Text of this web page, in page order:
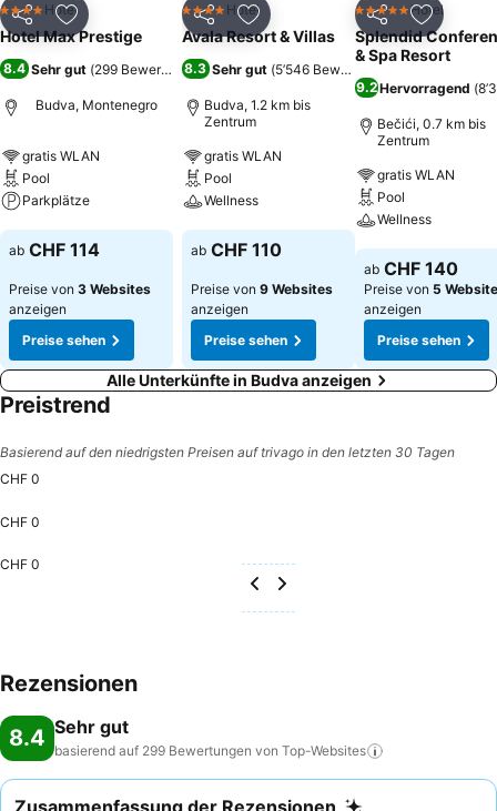
Teilen Zu Favoriten hinzufügen
4 SterneHotel
Hotel Max Prestige
8.4 Sehr gut (299 Bewertungen)
Budva, Montenegro
gratis WLAN
Pool
Parkplätze
Preise sehen
ab CHF 114
Preise von 3 Websites
anzeigen
Preise sehen
Teilen Zu Favoriten hinzufügen
4 SterneHotel
Avala Resort & Villas
8.3 Sehr gut (5’546 Bewertungen
Budva, 1.2 km bis
Zentrum
gratis WLAN
Pool
Wellness
Preise sehen
ab CHF 110
Preise von 9 Websites
anzeigen
Preise sehen
Teilen Zu
5 Sterne Hotel
Splendid
& Spa Resort
9.2Hervorragend (
Bečići, 0.7 km bis
Zentrum
gratis WLAN
Pool
Wellness
Preise sehen
ab CHF 140
Preise von 5
anzeigen
Preise sehen
Alle Unterkünfte in Budva anzeigen
Preistrend
Basierend auf den niedrigsten Preisen auf trivago in den letzten 30 Tagen
CHF 0
CHF 0
CHF 0
Rezensionen
8.4 Sehr gut
basierend auf 299 Bewertungen von Top-Websites
Zusammenfassung der Rezensionen